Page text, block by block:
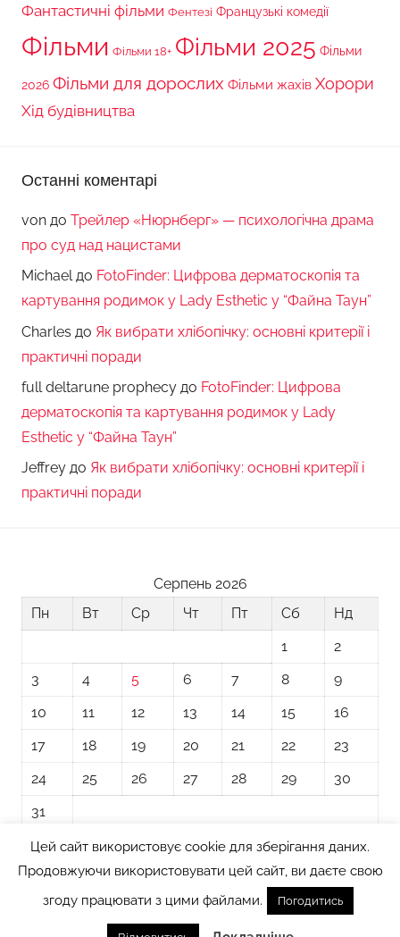
Фантастичні фільми Фентезі Французькі комедії
Фільми Фільми 18+ Фільми 2025 Фільми
2026 Фільми для дорослих Фільми жахів Хорори
Хід будівництва
Останні коментарі
von до Трейлер «Нюрнберг» — психологічна драма
про суд над нацистами
Michaelдо FotoFinder: Цифрова дерматоскопія та
картування родимок у Lady Esthetic у “Файна Таун”
Charles до Як вибрати хлібопічку: основні критерії і
практичні поради
full deltarune prophecy до FotoFinder: Цифрова
дерматоскопія та картування родимок у Lady
Esthetic у “Файна Таун”
Jeffrey до Як вибрати хлібопічку: основні критерії і
практичні поради
Серпень 2026
Пн
Вт Ср Чт Пт Сб
Нд
1
2
3
4 5 6 7 8
9
10
11 12 13 14 15
16
17
18 19 20 21 22
23
24
25 26 27 28 29
30
31
« Лип
Тема WordPress: Donovan від ThemeZee.
Цей сайт використовує cookie для зберігання даних.
Продовжуючи використовувати цей сайт, ви даєте свою
згоду працювати з цими файлами.
Погодитись